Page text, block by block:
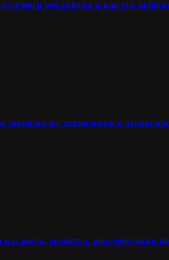
механизма и как его
материалы, технологии и этапы
виды, свойства, рекомендации